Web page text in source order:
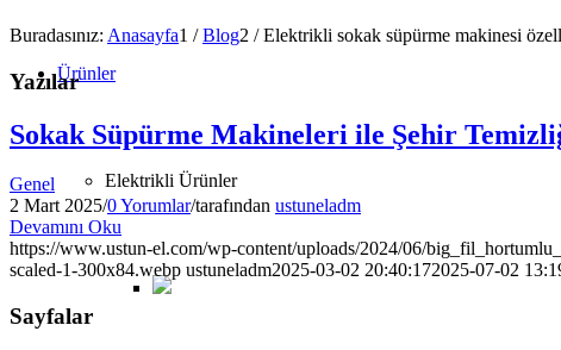
Ürünler
Elektrikli Ürünler
Buradasınız: Anasayfa1 / Blog2 / Elektrikli sokak süpürme makinesi
Yazılar
Sokak Süpürme Makineleri ile Şehir
Genel
2 Mart 2025/0 Yorumlar/tarafından ustuneladm
Devamını Oku
https://www.ustun-el.com/wp-content/uploads/2024/06/
scaled-1-300x84.webp ustuneladm2025-03-02 20:40:172025-07-02
Sayfalar